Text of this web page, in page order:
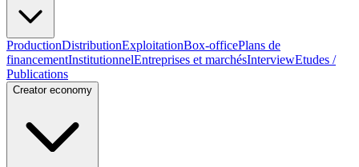
ProductionDistributionExploitationBox-officePlans de
financementInstitutionnelEntreprises et marchésInterviewEtudes /
Publications
Creator economy